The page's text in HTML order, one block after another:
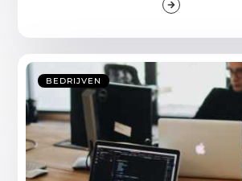
BEDRIJVEN